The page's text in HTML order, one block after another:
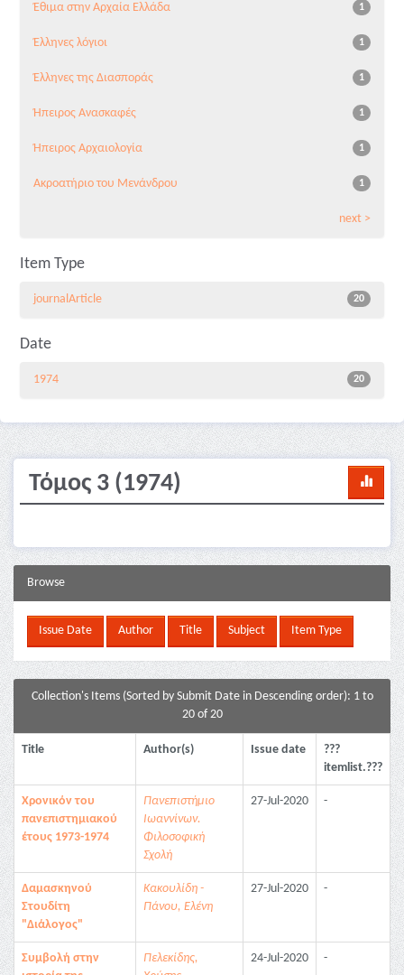
1
Έθιμα στην Αρχαία Ελλάδα
1
Έλληνες λόγιοι
1
Έλληνες της Διασποράς
1
Ήπειρος Ανασκαφές
1
Ήπειρος Αρχαιολογία
1
Ακροατήριο του Μενάνδρου
next >
Item Type
20
journalArticle
Date
20
1974
Τόμος 3 (1974)
Browse
Collection's Items (Sorted by Submit Date in Descending order): 1 to
20 of 20
Title Author(s) Issue date
???
itemlist.???
Χρονικόν του
πανεπιστημιακού
έτους 1973-1974
Πανεπιστήμιο
Ιωαννίνων.
Φιλοσοφική
Σχολή
27-Jul-2020 -
Δαμασκηνού
Στουδίτη
"Διάλογος"
Κακουλίδη -
Πάνου, Ελένη
27-Jul-2020 -
Συμβολή στην
Πελεκίδης,
24-Jul-2020 -